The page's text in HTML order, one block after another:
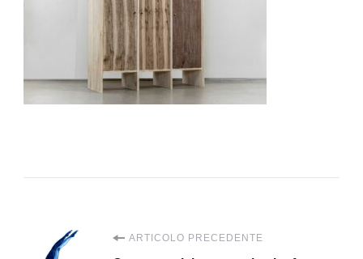
Navigazione
ARTICOLO PRECEDENTE